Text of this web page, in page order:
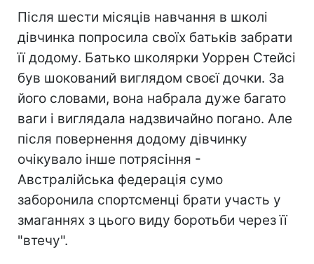
Після шести місяців навчання в школі
дівчинка попросила своїх батьків забрати
її додому. Батько школярки Уоррен Стейсі
був шокований виглядом своєї дочки. За
його словами, вона набрала дуже багато
ваги і виглядала надзвичайно погано. Але
після повернення додому дівчинку
очікувало інше потрясіння -
Австралійська федерація сумо
заборонила спортсменці брати участь у
змаганнях з цього виду боротьби через її
"втечу".